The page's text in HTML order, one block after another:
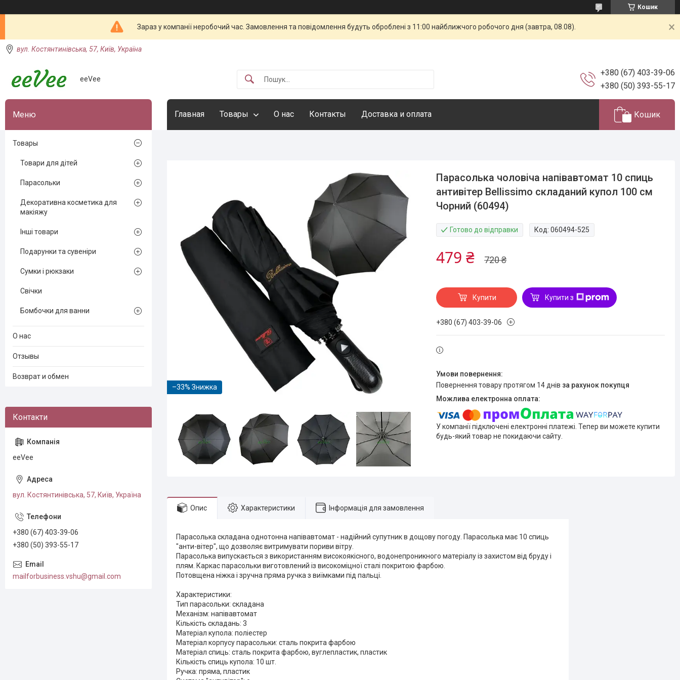
Кошик
Зараз у компанії неробочий час. Замовлення та повідомлення будуть оброблені з 11:00 найближчого робочого дня (завтра, 08.08).
вул. Костянтинівська, 57, Київ, Україна
eeVee
+380 (67) 403-39-06
+380 (50) 393-55-17
Главная Товары О нас Контакты Доставка и оплата Кошик
–33%
Парасолька чоловіча напівавтомат 10 спиць
антивітер Bellissimo складаний купол 100 см
Чорний (60494)
Готово до відправки Код:060494-525
720 ₴
479 ₴
Купити Купити з
+380 (67) 403-39-06
повернення товару протягом 14 днів за рахунок покупця
У компанії підключені електронні платежі. Тепер ви можете купити
будь-який товар не покидаючи сайту.
Опис Характеристики Інформація для замовлення
Парасолька складана однотонна напівавтомат - надійний супутник в дощову погоду. Парасолька має 10 спиць
"анти-вітер", що дозволяє витримувати пориви вітру.
Парасолька випускається з використанням високоякісного, водонепроникного матеріалу із захистом від бруду і
плям. Каркас парасольки виготовлений із високоміцної сталі покритою фарбою.
Потовщена ніжка і зручна пряма ручка з виїмками під пальці.
Характеристики:
Тип парасольки: складана
Механізм: напівавтомат
Кількість складань: 3
Матеріал купола: поліестер
Матеріал корпусу парасольки: сталь покрита фарбою
Матеріал спиць: сталь покрита фарбою, вуглепластик, пластик
Кількість спиць купола: 10 шт.
Ручка: пряма, пластик
Товары
Товари для дітей
Парасольки
Декоративна косметика для
макіяжу
Інші товари
Подарунки та сувеніри
Сумки і рюкзаки
Свічки
Бомбочки для ванни
О нас
Отзывы
Возврат и обмен
eeVee
вул. Костянтинівська, 57, Київ, Україна
+380 (67) 403-39-06
+380 (50) 393-55-17
mailforbusiness.vshu@gmail.com